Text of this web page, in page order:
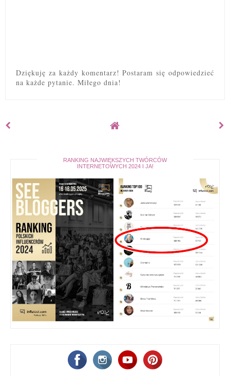
Dziękuję za każdy komentarz! Postaram się odpowiedzieć
na każde pytanie. Miłego dnia!
RANKING NAJWIĘKSZYCH TWÓRCÓW
INTERNETOWYCH 2024 I JA!